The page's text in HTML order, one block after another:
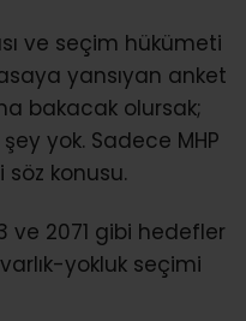
ve seçim hükümeti
yansıyan anket
bakacak olursak;
yok. Sadece MHP
söz konusu.
ve 2071 gibi hedefler
yokluk seçimi